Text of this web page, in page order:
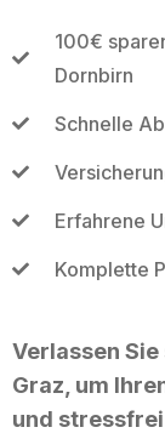
100€
Dornbirn
Schnelle
Erfahrene
Komplette
Verlassen
Graz, um
und